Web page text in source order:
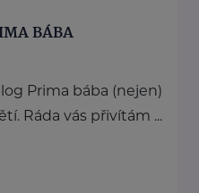
BÁBA
Prima bába (nejen)
Ráda vás přivítám ...